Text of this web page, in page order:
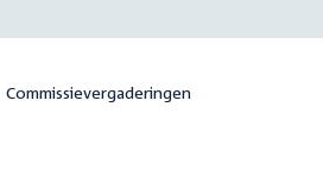
Commissievergaderingen